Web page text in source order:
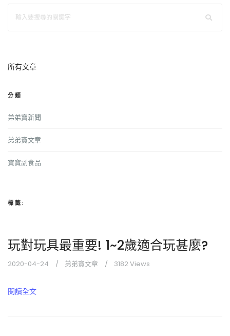
所有文章
分類
弟弟寶新聞
弟弟寶文章
寶寶副食品
標籤:
玩對玩具最重要! 1~2歲適合玩甚麼?
2020-04-24 弟弟寶文章 3182 Views
閱讀全文